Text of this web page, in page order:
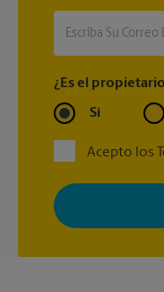
¿Es el
Sí
Acepto los
Al registrarse, acepta
Store con noticias,
adaptados a sus
momento. Para más